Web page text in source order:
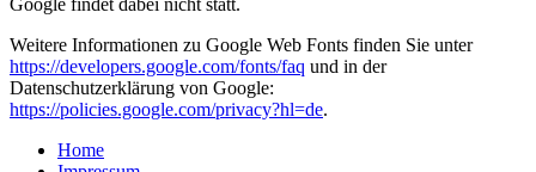
Google findet dabei nicht statt.
Weitere Informationen zu Google Web Fonts finden Sie unter
https://developers.google.com/fonts/faq und in der
Datenschutzerklärung von Google:
https://policies.google.com/privacy?hl=de.
Home